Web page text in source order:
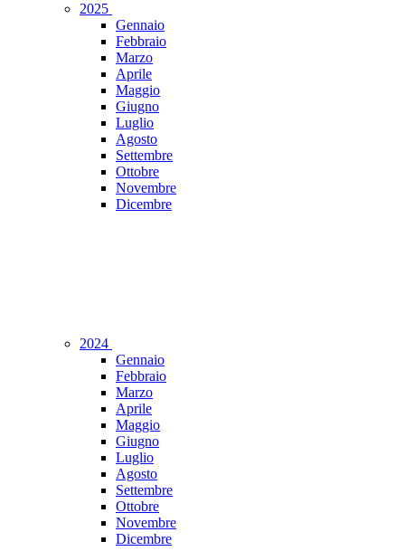
2025
Gennaio
Febbraio
Marzo
Aprile
Maggio
Giugno
Luglio
Agosto
Settembre
Ottobre
Novembre
Dicembre
2024
Gennaio
Febbraio
Marzo
Aprile
Maggio
Giugno
Luglio
Agosto
Settembre
Ottobre
Novembre
Dicembre